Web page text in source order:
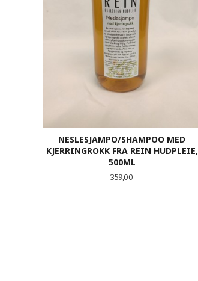
NESLESJAMPO/SHAMPOO MED
KJERRINGROKK FRA REIN HUDPLEIE,
500ML
Pris
359,00